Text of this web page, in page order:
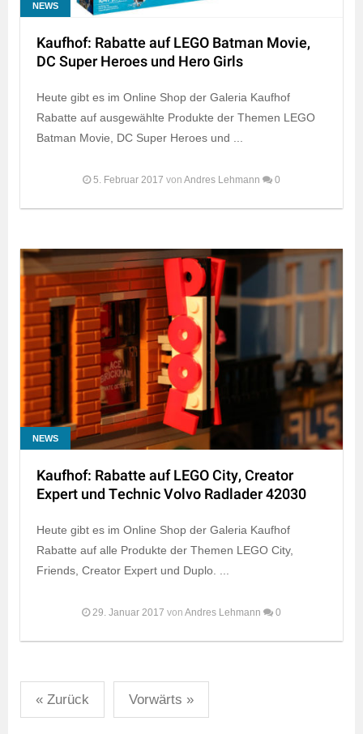
NEWS
Kaufhof: Rabatte auf LEGO Batman Movie,
DC Super Heroes und Hero Girls
Heute gibt es im Online Shop der Galeria Kaufhof
Rabatte auf ausgewählte Produkte der Themen LEGO
Batman Movie, DC Super Heroes und ...
5. Februar 2017 von Andres Lehmann 0
NEWS
Kaufhof: Rabatte auf LEGO City, Creator
Expert und Technic Volvo Radlader 42030
Heute gibt es im Online Shop der Galeria Kaufhof
Rabatte auf alle Produkte der Themen LEGO City,
Friends, Creator Expert und Duplo. ...
29. Januar 2017 von Andres Lehmann 0
Seitennummerierung
der
« Zurück Vorwärts »